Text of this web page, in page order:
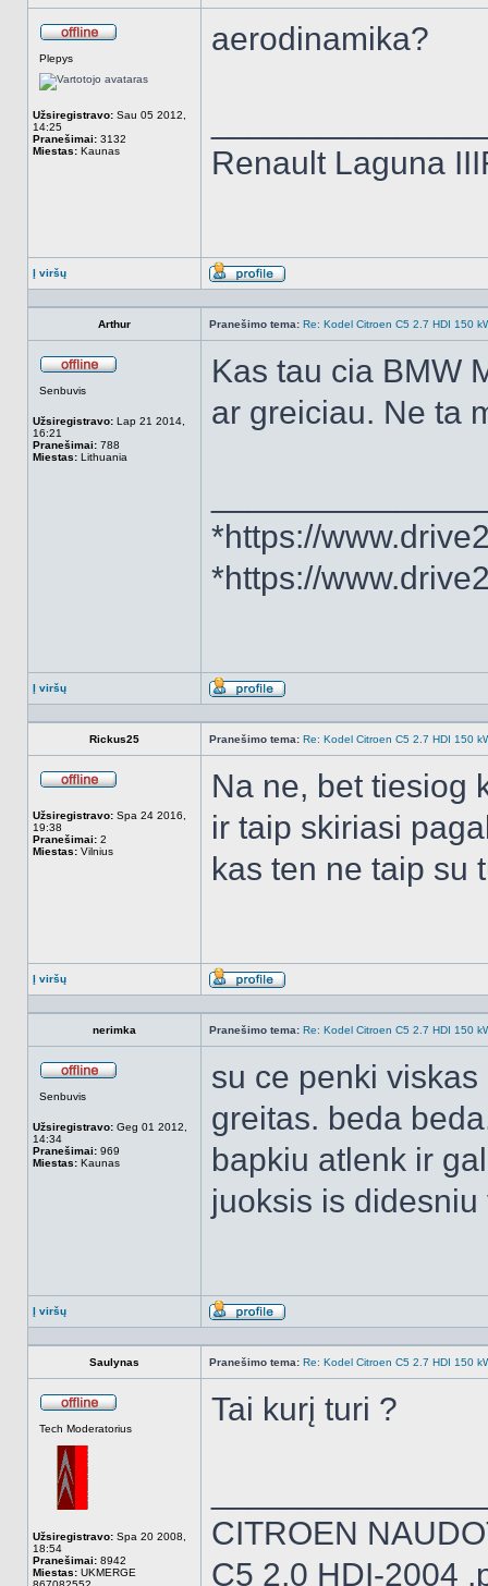
Plepys
Užsiregistravo: Sau 05 2012,
14:25
Pranešimai: 3132
Miestas: Kaunas
aerodinamika?
Renault Laguna
Į viršų
Aprašymas
Arthur Pranešimo tema: Re: Kodel Citroen C5 2.7 HDI 150
Senbuvis
Užsiregistravo: Lap 21 2014,
16:21
Pranešimai: 788
Miestas: Lithuania
Kas tau cia BMW
ar greiciau. Ne ta
*https://
*https://
Į viršų
Aprašymas
Rickus25 Pranešimo tema: Re: Kodel Citroen C5 2.7 HDI 150
Užsiregistravo: Spa 24 2016,
19:38
Pranešimai: 2
Miestas: Vilnius
Na ne, bet tiesiog
ir taip skiriasi
kas ten ne taip su
Į viršų
Aprašymas
nerimka Pranešimo tema: Re: Kodel Citroen C5 2.7 HDI 150
Senbuvis
Užsiregistravo: Geg 01 2012,
14:34
Pranešimai: 969
Miestas: Kaunas
su ce penki
greitas. beda
bapkiu atlenk ir
juoksis is
Į viršų
Aprašymas
Saulynas Pranešimo tema: Re: Kodel Citroen C5 2.7 HDI 150
Tech Moderatorius
Užsiregistravo: Spa 20 2008,
18:54
Pranešimai: 8942
Miestas: UKMERGE
Tai kurį turi ?
CITROEN
C5 2,0 HDI-2004